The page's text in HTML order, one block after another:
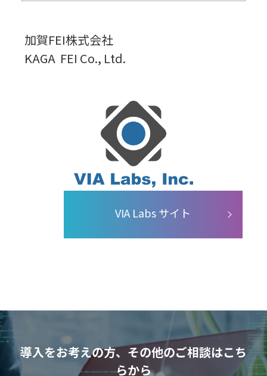
加賀FEI株式会社
KAGA FEI Co., Ltd.
VIA Labs サイト
導入をお考えの方、その他のご相談はこち
らから